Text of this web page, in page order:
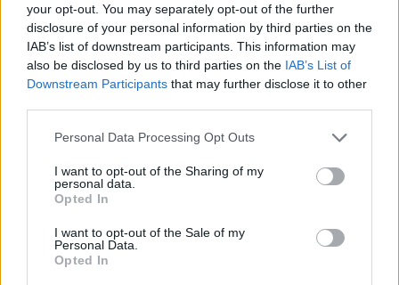
your opt-out. You may separately opt-out of the further
disclosure of your personal information by third parties on the
IAB’s list of downstream participants. This information may
also be disclosed by us to third parties on the IAB’s List of
Downstream Participants that may further disclose it to other
Personal Data Processing Opt Outs
I want to opt-out of the Sharing of my
personal data.
Opted In
I want to opt-out of the Sale of my
Personal Data.
Opted In
Történelemtanárok Egylete: kell-e külön etika
tantárgy?
A TTE szerint korábban is volt erkölcsi nevelés az iskolákban,
hiszen az osztályfőnöki órák, a közösségi programok, az iskola
célt szolgálta.
Közoktatás
Egyre több szervezet csatlakozik a
Történelemtanárok Egyletének akciójához